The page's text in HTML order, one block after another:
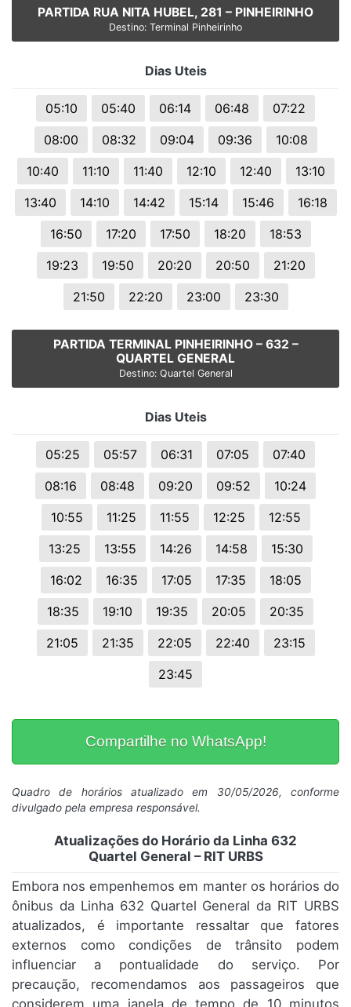
PARTIDA RUA NITA HUBEL, 281 – PINHEIRINHO
Destino: Terminal Pinheirinho
Dias Uteis
05:10 05:40 06:14 06:48
07:22
08:00
08:32 09:04 09:36
10:08
10:40
11:10 11:40 12:10 12:40
13:10
13:40
14:10 14:42 15:14 15:46
16:18
16:50
17:20 17:50 18:20
18:53
19:23
19:50 20:20 20:50
21:20
21:50
22:20 23:00 23:30
PARTIDA TERMINAL PINHEIRINHO – 632 –
QUARTEL GENERAL
Destino: Quartel General
Dias Uteis
05:25 05:57 06:31 07:05
07:40
08:16
08:48 09:20 09:52
10:24
10:55
11:25 11:55 12:25
12:55
13:25
13:55 14:26 14:58
15:30
16:02
16:35 17:05 17:35
18:05
18:35
19:10 19:35 20:05
20:35
21:05
21:35 22:05 22:40
23:15
23:45
Compartilhe no WhatsApp!
Quadro de horários atualizado em 30/05/2026, conforme
divulgado pela empresa responsável.
Atualizações do Horário da Linha 632
Quartel General – RIT URBS
Embora nos empenhemos em manter os horários do
ônibus da Linha 632 Quartel General da RIT URBS
atualizados, é importante ressaltar que fatores
externos como condições de trânsito podem
influenciar a pontualidade do serviço. Por
precaução, recomendamos aos passageiros que